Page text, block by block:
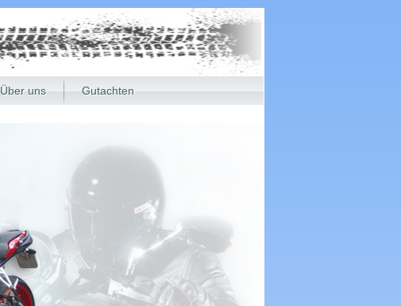
Über uns Gutachten